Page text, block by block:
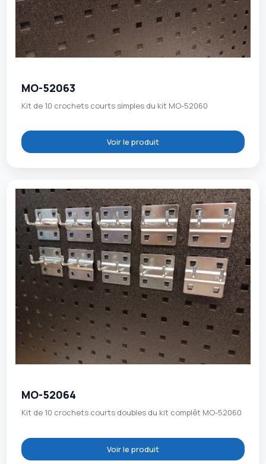
MO-52063
Kit de 10 crochets courts simples du kit MO-52060
Voir le produit
MO-52064
Kit de 10 crochets courts doubles du kit complêt MO-52060
Voir le produit